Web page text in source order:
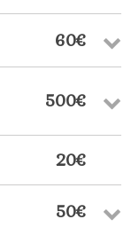
60€
500€
20€
50€